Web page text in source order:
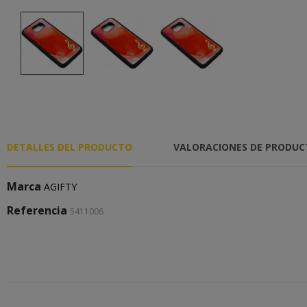
DETALLES DEL PRODUCTO VALORACIONES DE
Marca AGIFTY
Referencia 5411006